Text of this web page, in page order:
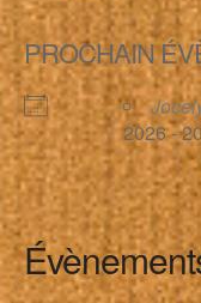
PROCHAIN
2026 -